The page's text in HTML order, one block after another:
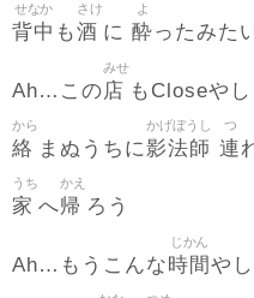
背中
せなか
も酒
さけ
に 酔
よ
ったみた
Ah…この店
みせ
もCloseやし
絡
から
まぬうちに影法師
かげぼうし
連
つ
家
うち
へ帰
かえ
ろう
Ah…もうこんな時間
じかん
やし